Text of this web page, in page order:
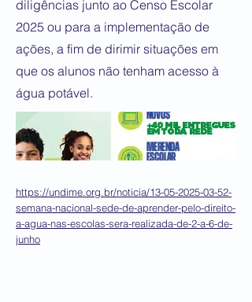
diligências junto ao Censo Escolar
2025 ou para a implementação de
ações, a fim de dirimir situações em
que os alunos não tenham acesso à
água potável.
https://undime.org.br/noticia/13-05-2025-03-52-
semana-nacional-sede-de-aprender-pelo-direito-
a-agua-nas-escolas-sera-realizada-de-2-a-6-de-
junho